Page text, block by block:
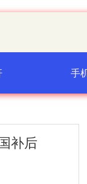
手
补后